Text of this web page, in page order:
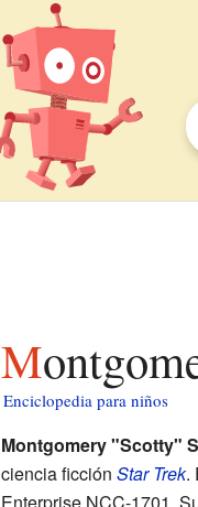
Enciclopedia para niños
Montgomery "Scotty"
ciencia ficción Star Trek.